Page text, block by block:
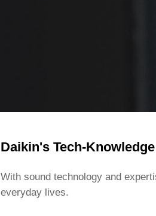
Daikin's Tech-
With sound technology and
everyday lives.